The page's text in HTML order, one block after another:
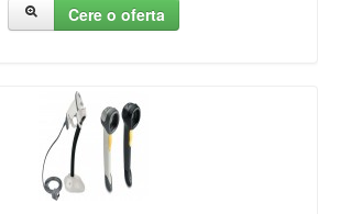
Cere o oferta